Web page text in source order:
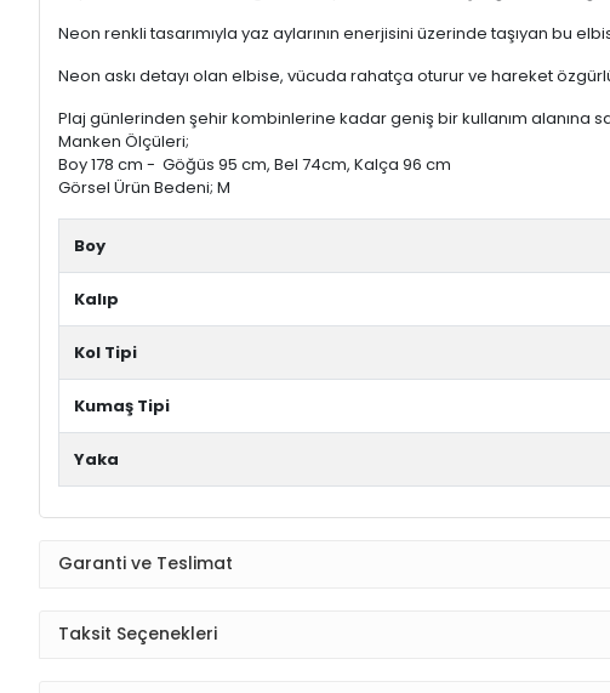
Kumaş Tipi
Yaka
Garanti ve Teslimat
Taksit Seçenekleri
Yorumlar